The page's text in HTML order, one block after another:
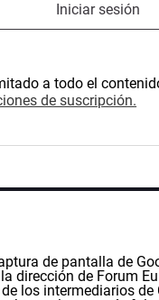
Iniciar sesión
a todo el
de suscripción.